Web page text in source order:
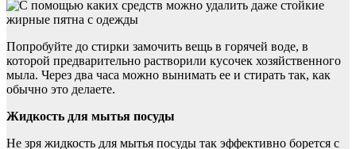
Попробуйте до стирки замочить вещь в горячей воде, в
которой предварительно растворили кусочек хозяйственного
мыла. Через два часа можно вынимать ее и стирать так, как
обычно это делаете.
Жидкость для мытья посуды
Не зря жидкость для мытья посуды так эффективно борется с